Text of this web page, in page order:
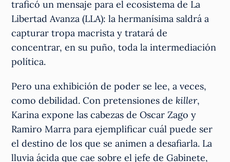
traficó un mensaje para el ecosistema de La
Libertad Avanza (LLA): la hermanísima saldrá a
capturar tropa macrista y tratará de
concentrar, en su puño, toda la intermediación
política.
Pero una exhibición de poder se lee, a veces,
como debilidad. Con pretensiones de killer,
Karina expone las cabezas de Oscar Zago y
Ramiro Marra para ejemplificar cuál puede ser
el destino de los que se animen a desafiarla. La
lluvia ácida que cae sobre el jefe de Gabinete,